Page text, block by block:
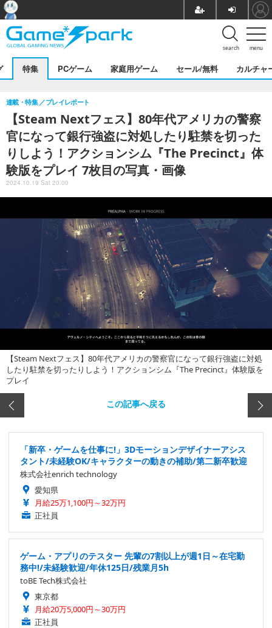
menu
search
特集 PCゲーム 家庭用ゲーム セール/無料 カルチャ
【Steam Nextフェス】80年代アメリカの警察
官になって銀行強盗に対処したり駐禁を切った
りしよう！アクションシム『The Precinct』体
験版をプレイ 7枚目の写真・画像
連載・特集 プレイレポート
2024.10.19 Sat 20:00
【Steam Nextフェス】80年代アメリカの警察官になって銀行強盗に対処
したり駐禁を切ったりしよう！アクションシム『The Precinct』体験版を
プレイ
この記事へ戻る
「新卒・ゲームを仕事に!」3Dモーションデザイナーアシス
タント/未経験OK/キャラクターの動きの補助/第二新卒歓迎
株式会社enrich technology
愛知県
月給25万1,100円～32万円
正社員
ゲーム・アプリのテスター 先輩の7割以上が週1日～在宅勤
務中!/未経験歓迎/年休125日/残業月5h
toBE Tech株式会社
東京都
月給20万5,000円～30万円
正社員